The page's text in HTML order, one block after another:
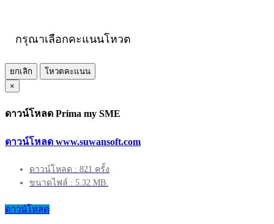
กรุณาเลือกคะแนนโหวต
ยกเลิก
โหวตคะแนน
×
ดาวน์โหลด Prima my SME
ดาวน์โหลด www.suwansoft.com
ดาวน์โหลด : 821 ครั้ง
ขนาดไฟล์ : 5.32 MB.
ดาวน์โหลด